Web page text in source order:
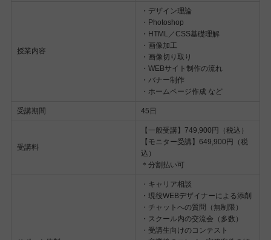
授業内容
・デザイン理論
・Photoshop
・HTML／CSS基礎理解
・画像加工
・画像切り取り
・WEBサイト制作の流れ
・バナー制作
・ホームページ作成 など
受講期間 45日
受講料
【一般受講】749,900円（税込）
【モニター受講】649,900円（税
込）
＊分割払い可
・キャリア相談
・現役WEBデザイナーによる添削
・チャットへの質問（無制限）
・スクール内の交流会（多数）
・受講生向けのコンテスト